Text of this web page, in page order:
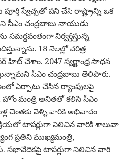
స్వేచ్ఛతో పని చేసి రాష్ట్రాన్ని ఒక
సీఎం చంద్రబాబు నాయుడు
నిర్వర్తిస్తున్న
18 నెలల్లో చరిత్ర
హిట్ చేశాం. 2047 స్వర్ణాంధ్ర సాధన
సీఎం చంద్రబాబు తెలిపారు.
ఏర్పాటు చేసిన ర్యాంపులపై
హోం మంత్రి అనితతో కలిసి సీఎం
చెంతకు వెళ్ళి వారికి అభివాదం
టాపర్లుగా నిలిచిన వారికి శాలువా
ప్రతిని ముఖ్యమంత్రి,
సభావేదికపై టాపర్లుగా నిలిచిన వారి